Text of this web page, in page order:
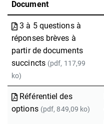
Document
3 à 5 questions à
réponses brèves à
partir de documents
succincts (pdf, 117,99
ko)
Référentiel des
options (pdf, 849,09 ko)